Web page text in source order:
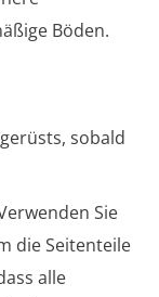
Böden.
sobald
Sie
die Seitenteile
alle